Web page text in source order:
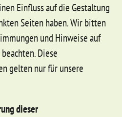
Einfluss auf die Gestaltung
Seiten haben. Wir bitten
und Hinweise auf
Diese
gelten nur für unsere
dieser